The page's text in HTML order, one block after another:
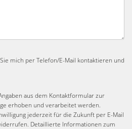
mich per Telefon/E-Mail kontaktieren und
aus dem Kontaktformular zur
erhoben und verarbeitet werden.
jederzeit für die Zukunft per E-Mail
Detaillierte Informationen zum